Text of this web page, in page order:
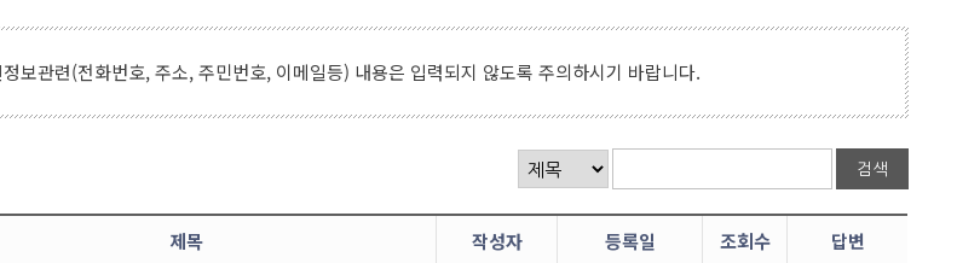
보관련(전화번호, 주소, 주민번호, 이메일등) 내용은 입력되지 않도록 주의하시기 바랍니다.
제목 작성자 등록일 조회수 답변